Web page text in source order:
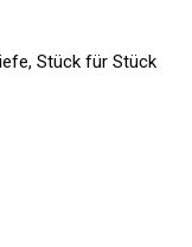
Stück für Stück